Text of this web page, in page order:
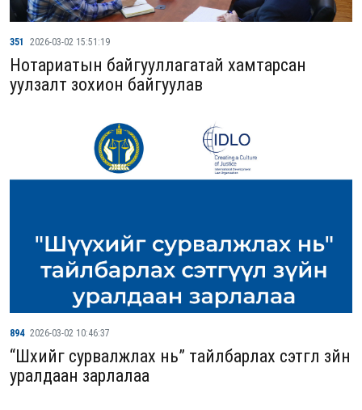
351 2026-03-02 15:51:19
Нотариатын байгууллагатай хамтарсан
уулзалт зохион байгуулав
894 2026-03-02 10:46:37
“Шүүхийг сурвалжлах нь” тайлбарлах сэтгүүл зүйн
уралдаан зарлалаа